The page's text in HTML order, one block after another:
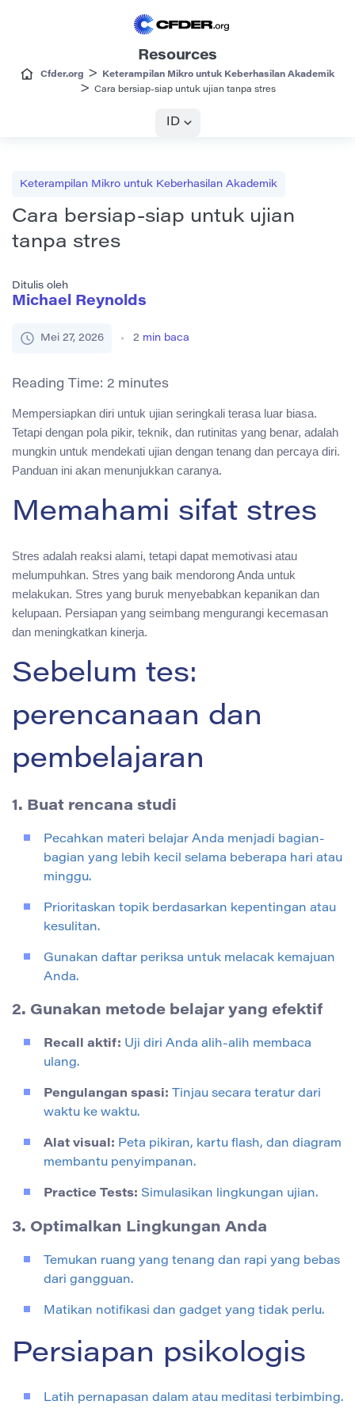
Resources
Cfder.org > Keterampilan Mikro untuk Keberhasilan Akademik
> Cara bersiap-siap untuk ujian tanpa stres
ID
Keterampilan Mikro untuk Keberhasilan Akademik
Cara bersiap-siap untuk ujian
tanpa stres
Ditulis oleh
Michael Reynolds
Mei 27, 2026 2 min baca
Reading Time: 2 minutes
Mempersiapkan diri untuk ujian seringkali terasa luar biasa.
Tetapi dengan pola pikir, teknik, dan rutinitas yang benar, adalah
mungkin untuk mendekati ujian dengan tenang dan percaya diri.
Panduan ini akan menunjukkan caranya.
Memahami sifat stres
Stres adalah reaksi alami, tetapi dapat memotivasi atau
melumpuhkan. Stres yang baik mendorong Anda untuk
melakukan. Stres yang buruk menyebabkan kepanikan dan
kelupaan. Persiapan yang seimbang mengurangi kecemasan
dan meningkatkan kinerja.
Sebelum tes:
perencanaan dan
pembelajaran
1. Buat rencana studi
Pecahkan materi belajar Anda menjadi bagian-
bagian yang lebih kecil selama beberapa hari atau
minggu.
Prioritaskan topik berdasarkan kepentingan atau
kesulitan.
Gunakan daftar periksa untuk melacak kemajuan
Anda.
2. Gunakan metode belajar yang efektif
Recall aktif: Uji diri Anda alih-alih membaca
ulang.
Pengulangan spasi: Tinjau secara teratur dari
waktu ke waktu.
Alat visual: Peta pikiran, kartu flash, dan diagram
membantu penyimpanan.
Practice Tests: Simulasikan lingkungan ujian.
3. Optimalkan Lingkungan Anda
Temukan ruang yang tenang dan rapi yang bebas
dari gangguan.
Matikan notifikasi dan gadget yang tidak perlu.
Persiapan psikologis
Latih pernapasan dalam atau meditasi terbimbing.